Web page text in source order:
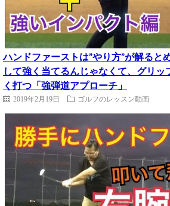
ハンドファーストは”やり方”が解ると
して強く当てるんじゃなくて、グリッ
く打つ「強弾道アプローチ」
2019年2月19日 ゴルフのレッスン動画